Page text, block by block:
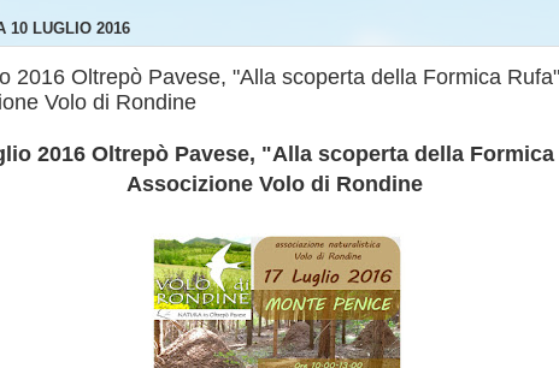
10 LUGLIO 2016
2016 Oltrepò Pavese, "Alla scoperta della Formica Rufa"
Volo di Rondine
2016 Oltrepò Pavese, "Alla scoperta della
Associzione Volo di Rondine